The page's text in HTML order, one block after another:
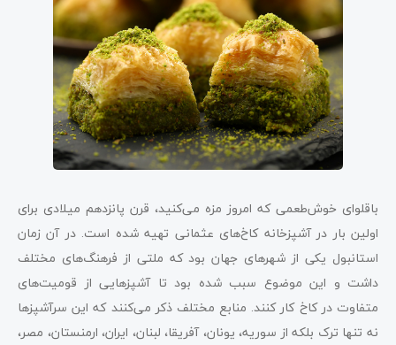
باقلوای خوش‌طعمی که امروز مزه می‌کنید، قرن پانزدهم میلادی برای
اولین بار در آشپزخانه کاخ‌های عثمانی تهیه شده است. در آن زمان
استانبول یکی از شهرهای جهان بود که ملتی از فرهنگ‌های مختلف
داشت و این موضوع سبب شده بود تا آشپزهایی از قومیت‌های
متفاوت در کاخ کار کنند. منابع مختلف ذکر می‌کنند که این سرآشپزها
نه تنها ترک بلکه از سوریه، یونان، آفریقا، لبنان، ایران، ارمنستان، مصر،